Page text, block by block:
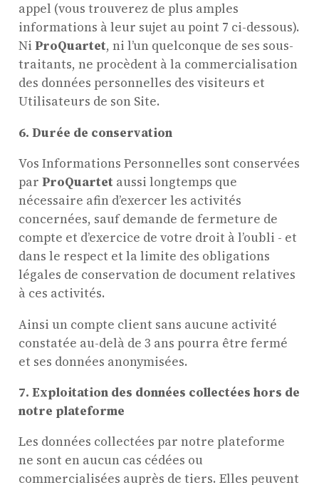
appel (vous trouverez de plus amples
informations à leur sujet au point 7 ci-dessous).
NiProQuartet, ni l’un quelconque de ses sous-
traitants, ne procèdent à la commercialisation
des données personnelles des visiteurs et
Utilisateurs de son Site.
6. Durée de conservation
Vos Informations Personnelles sont conservées
parProQuartet aussi longtemps que
nécessaire afin d’exercer les activités
concernées, sauf demande de fermeture de
compte et d’exercice de votre droit à l’oubli - et
dans le respect et la limite des obligations
légales de conservation de document relatives
à ces activités.
Ainsi un compte client sans aucune activité
constatée au-delà de 3 ans pourra être fermé
et ses données anonymisées.
7. Exploitation des données collectées hors de
notre plateforme
Les données collectées par notre plateforme
ne sont en aucun cas cédées ou
commercialisées auprès de tiers. Elles peuvent